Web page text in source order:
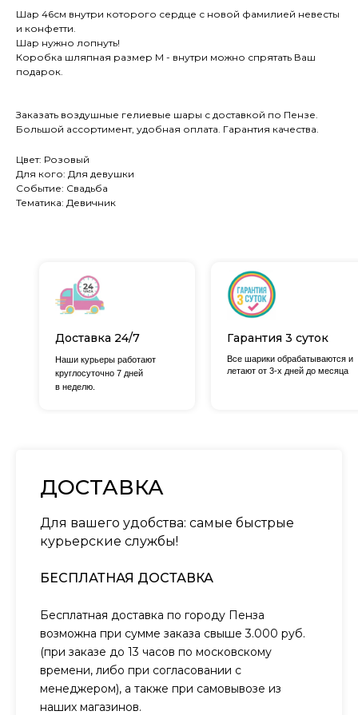
Шар 46см внутри которого сердце с новой фамилией невесты
и конфетти.
Шар нужно лопнуть!
Коробка шляпная размер М - внутри можно спрятать Ваш
подарок.
Заказать воздушные гелиевые шары с доставкой по Пензе.
Большой ассортимент, удобная оплата. Гарантия качества.
Цвет: Розовый
Для кого: Для девушки
Событие: Свадьба
Тематика: Девичник
Доставка 24/7
Все шарики обрабатываются и
летают от 3-х дней до месяца
Наши курьеры работают
круглосуточно 7 дней
в неделю.
Гарантия 3 суток
ДОСТАВКА
Для вашего удобства: самые быстрые
курьерские службы!
БЕСПЛАТНАЯ ДОСТАВКА
Бесплатная доставка по городу Пенза
возможна при сумме заказа свыше 3.000 руб.
(при заказе до 13 часов по московскому
времени, либо при согласовании с
менеджером), а также при самовывозе из
наших магазинов.